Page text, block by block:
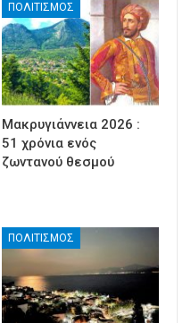
ΠΟΛΙΤΙΣΜΟΣ
Μακρυγιάννεια 2026 :
51 χρόνια ενός
ζωντανού θεσμού
ΠΟΛΙΤΙΣΜΟΣ